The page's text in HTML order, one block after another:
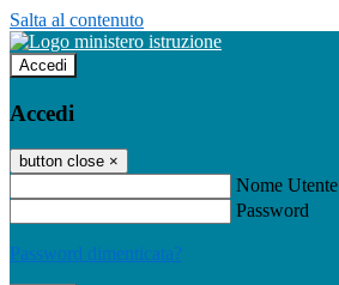
Salta al contenuto
Accedi
Accedi
button close ×
Nome Utente
Password
Password dimenticata?